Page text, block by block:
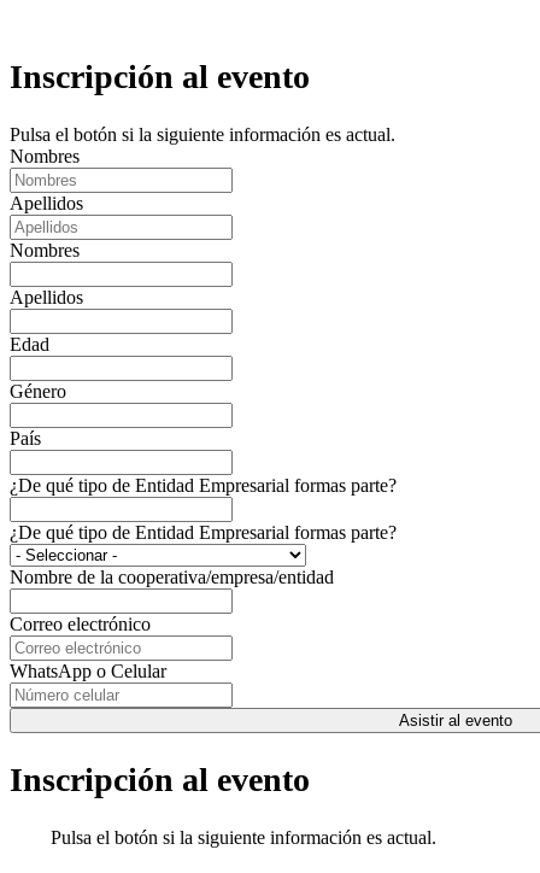
Inscripción al evento
Pulsa el botón si la siguiente información es actual.
Nombres
Apellidos
Nombres
Apellidos
Edad
Género
País
¿De qué tipo de Entidad Empresarial formas parte?
¿De qué tipo de Entidad Empresarial formas parte?
Nombre de la cooperativa/empresa/entidad
Correo electrónico
WhatsApp o Celular
Asistir al evento
Inscripción al evento
Pulsa el botón si la siguiente información es actual.